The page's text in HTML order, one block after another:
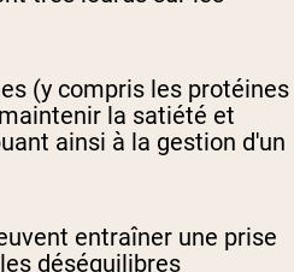
(y compris les protéines
la satiété et
ainsi à la gestion d'un
entraîner une prise
déséquilibres